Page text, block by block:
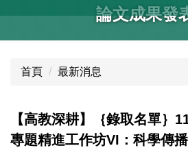
論文成果發
首頁 最新消息
【高教深耕】｛錄取名單｝
專題精進工作坊VI：科學傳